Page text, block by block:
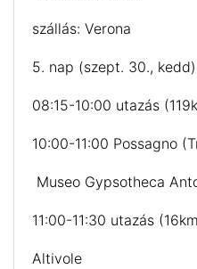
szállás: Verona
5. nap (szept. 30., kedd)
08:15-10:00 utazás
10:00-11:00 Possagno
Museo Gypsotheca
11:00-11:30 utazás
Altivole